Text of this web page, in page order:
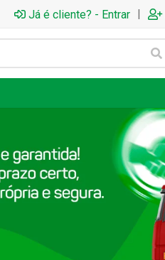
Já é cliente? - Entrar |